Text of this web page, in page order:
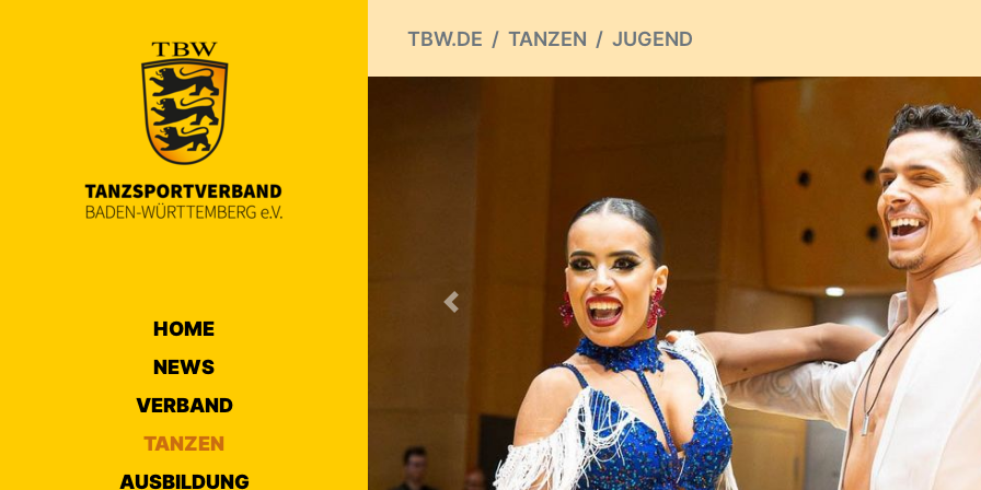
HOME
NEWS
VERBAND
TANZEN
AUSBILDUNG
TBW.DE TANZEN JUGEND
Previous